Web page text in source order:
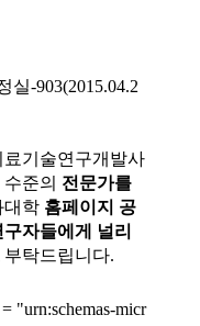
실-903(2015.04.2
기술연구개발사
준의 전문가를
대학 홈페이지 공
자들에게 널리
부탁드립니다.
"urn:schemas-micr